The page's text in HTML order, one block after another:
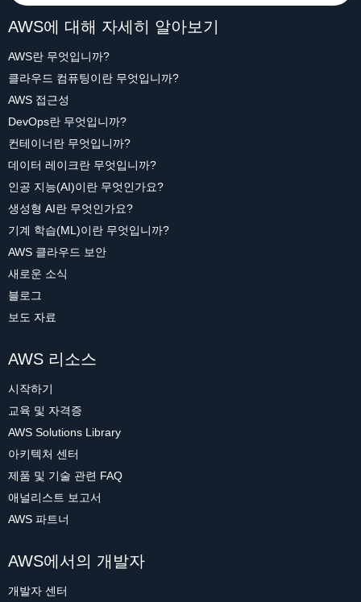
AWS에 대해 자세히 알아보기
AWS란 무엇입니까?
클라우드 컴퓨팅이란 무엇입니까?
AWS 접근성
DevOps란 무엇입니까?
컨테이너란 무엇입니까?
데이터 레이크란 무엇입니까?
인공 지능(AI)이란 무엇인가요?
생성형 AI란 무엇인가요?
기계 학습(ML)이란 무엇입니까?
AWS 클라우드 보안
새로운 소식
블로그
보도 자료
AWS 리소스
시작하기
교육 및 자격증
AWS Solutions Library
아키텍처 센터
제품 및 기술 관련 FAQ
애널리스트 보고서
AWS 파트너
AWS에서의 개발자
개발자 센터